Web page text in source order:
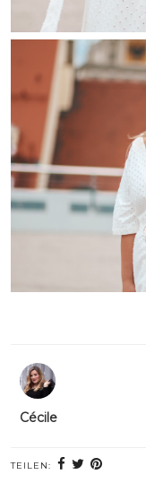
Cécile
TEILEN: